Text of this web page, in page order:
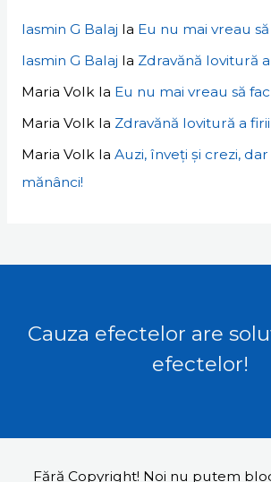
Iasmin G Balaj la Eu nu mai vreau
Iasmin G Balaj la Zdravănă lovitură
Maria Volkla Eu nu mai vreau să
Maria Volk la Zdravănă lovitură a firii
Maria Volk la Auzi, înveți și crezi,
mănânci!
Cauza efectelor are
efectelor!
Fără Copyright! Noi nu putem